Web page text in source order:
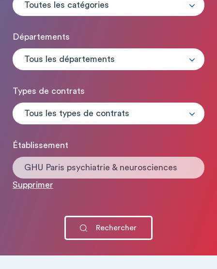
Toutes les catégories
Départements
Tous les départements
Types de contrats
Tous les types de contrats
Établissement
GHU Paris psychiatrie & neurosciences
Supprimer